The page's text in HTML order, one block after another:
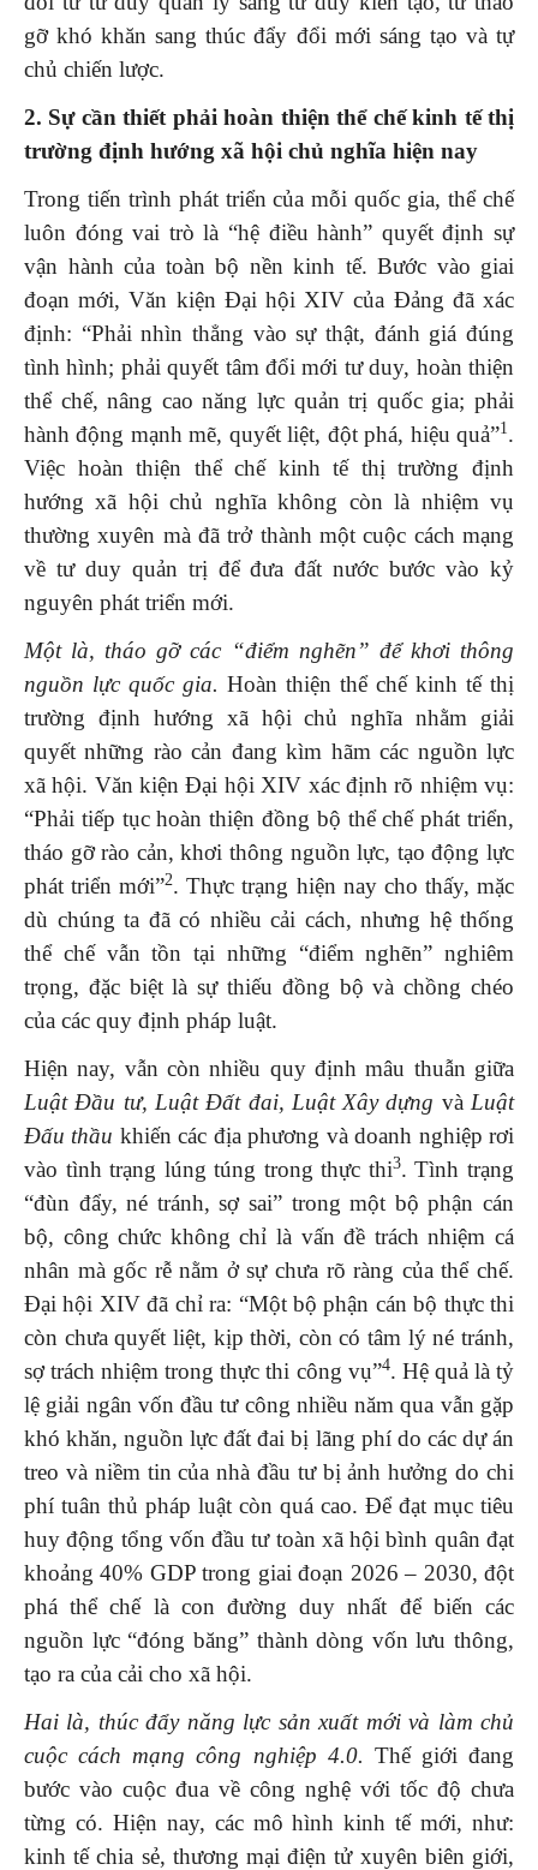
gỡ khó khăn sang thúc đẩy đổi mới sáng tạo và tự
chủ chiến lược.
2. Sự cần thiết phải hoàn thiện thể chế kinh tế thị
trường định hướng xã hội chủ nghĩa hiện nay
Trong tiến trình phát triển của mỗi quốc gia, thể chế
luôn đóng vai trò là “hệ điều hành” quyết định sự
vận hành của toàn bộ nền kinh tế. Bước vào giai
đoạn mới, Văn kiện Đại hội XIV của Đảng đã xác
định: “Phải nhìn thẳng vào sự thật, đánh giá đúng
tình hình; phải quyết tâm đổi mới tư duy, hoàn thiện
thể chế, nâng cao năng lực quản trị quốc gia; phải
hành động mạnh mẽ, quyết liệt, đột phá, hiệu quả”1.
Việc hoàn thiện thể chế kinh tế thị trường định
hướng xã hội chủ nghĩa không còn là nhiệm vụ
thường xuyên mà đã trở thành một cuộc cách mạng
về tư duy quản trị để đưa đất nước bước vào kỷ
nguyên phát triển mới.
Một là, tháo gỡ các “điểm nghẽn” để khơi thông
nguồn lực quốc gia. Hoàn thiện thể chế kinh tế thị
trường định hướng xã hội chủ nghĩa nhằm giải
quyết những rào cản đang kìm hãm các nguồn lực
xã hội. Văn kiện Đại hội XIV xác định rõ nhiệm vụ:
“Phải tiếp tục hoàn thiện đồng bộ thể chế phát triển,
tháo gỡ rào cản, khơi thông nguồn lực, tạo động lực
phát triển mới”2. Thực trạng hiện nay cho thấy, mặc
dù chúng ta đã có nhiều cải cách, nhưng hệ thống
thể chế vẫn tồn tại những “điểm nghẽn” nghiêm
trọng, đặc biệt là sự thiếu đồng bộ và chồng chéo
của các quy định pháp luật.
Hiện nay, vẫn còn nhiều quy định mâu thuẫn giữa
Luật Đầu tư, Luật Đất đai, Luật Xây dựng và Luật
Đấu thầu khiến các địa phương và doanh nghiệp rơi
vào tình trạng lúng túng trong thực thi3. Tình trạng
“đùn đẩy, né tránh, sợ sai” trong một bộ phận cán
bộ, công chức không chỉ là vấn đề trách nhiệm cá
nhân mà gốc rễ nằm ở sự chưa rõ ràng của thể chế.
Đại hội XIV đã chỉ ra: “Một bộ phận cán bộ thực thi
còn chưa quyết liệt, kịp thời, còn có tâm lý né tránh,
sợ trách nhiệm trong thực thi công vụ”4. Hệ quả là tỷ
lệ giải ngân vốn đầu tư công nhiều năm qua vẫn gặp
khó khăn, nguồn lực đất đai bị lãng phí do các dự án
treo và niềm tin của nhà đầu tư bị ảnh hưởng do chi
phí tuân thủ pháp luật còn quá cao. Để đạt mục tiêu
huy động tổng vốn đầu tư toàn xã hội bình quân đạt
khoảng 40% GDP trong giai đoạn 2026 – 2030, đột
phá thể chế là con đường duy nhất để biến các
nguồn lực “đóng băng” thành dòng vốn lưu thông,
tạo ra của cải cho xã hội.
Hai là, thúc đẩy năng lực sản xuất mới và làm chủ
cuộc cách mạng công nghiệp 4.0. Thế giới đang
bước vào cuộc đua về công nghệ với tốc độ chưa
từng có. Hiện nay, các mô hình kinh tế mới, như:
kinh tế chia sẻ, thương mại điện tử xuyên biên giới,